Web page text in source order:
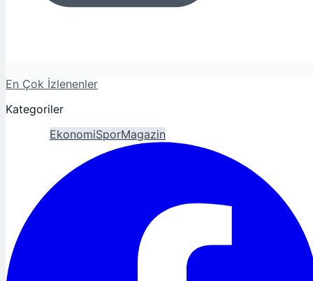
En Çok İzlenenler
Kategoriler
EkonomiSporMagazin